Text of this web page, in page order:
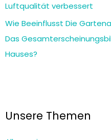
Luftqualität verbessert
Wie Beeinflusst Die
Das
Hauses?
Unsere Themen